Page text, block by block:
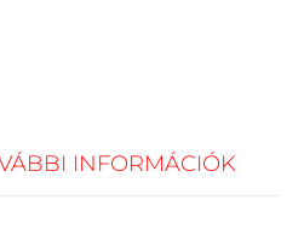
INFORMÁCIÓK